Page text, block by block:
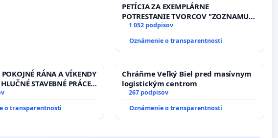
PETÍCIA ZA EXEMPLÁRNE
POTRESTANIE TVORCOV "ZOZNAMU
NEPRIATEĽOV"!
1 052 podpisov
Oznámenie o transparentnosti
RÁNA A VÍKENDY
STAVEBNÉ PRÁCE
OD 9.00 DO 13.00
TÝŽDEŇ CIEĽ
HOD. A PRAVIDELNÁ
o transparentnosti
Chráňme Veľký Biel pred masívnym
logistickým centrom
267 podpisov
Oznámenie o transparentnosti